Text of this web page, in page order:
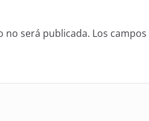
no será publicada. Los